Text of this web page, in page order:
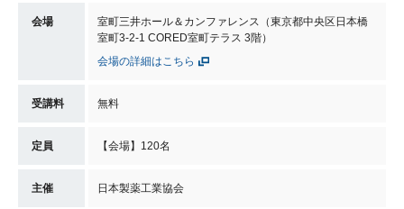
会場
室町三井ホール＆カンファレンス（東京都中央区日本橋
室町3-2-1 CORED室町テラス 3階）
会場の詳細はこちら
受講料 無料
定員 【会場】120名
主催 日本製薬工業協会